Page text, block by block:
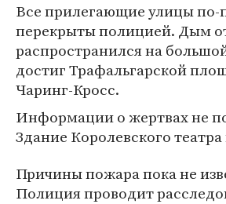
Все прилегающие улицы
перекрыты полицией. Дым
распространился на
достиг Трафальгарской
Чаринг-Кросс.
Информации о жертвах не
Здание Королевского
Причины пожара пока не
Полиция проводит